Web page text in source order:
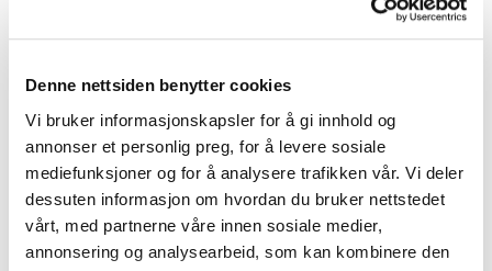
Denne nettsiden benytter cookies
Vi bruker informasjonskapsler for å gi innhold og
annonser et personlig preg, for å levere sosiale
mediefunksjoner og for å analysere trafikken vår. Vi deler
dessuten informasjon om hvordan du bruker nettstedet
vårt, med partnerne våre innen sosiale medier,
annonsering og analysearbeid, som kan kombinere den
Småretter
Panzanella – deilig brødsalat
Brød